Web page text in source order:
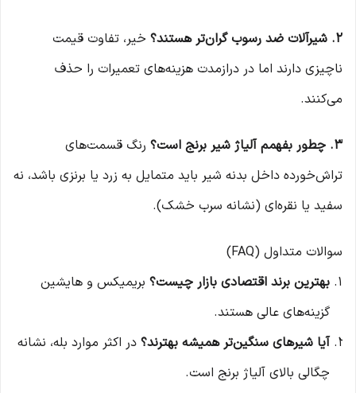
۲. شیرآلات ضد رسوب گران‌تر هستند؟
خیر، تفاوت قیمت
ناچیزی دارند اما در درازمدت هزینه‌های تعمیرات را حذف
می‌کنند.
۳. چطور بفهمم آلیاژ شیر برنج است؟
رنگ قسمت‌های
تراش‌خورده داخل بدنه شیر باید متمایل به زرد یا برنزی باشد، نه
سفید یا نقره‌ای (نشانه سرب خشک).
سوالات متداول (FAQ)
بهترین برند اقتصادی بازار چیست؟ بریمیکس و هایشین
گزینه‌های عالی هستند.
آیا شیرهای سنگین‌تر همیشه بهترند؟ در اکثر موارد بله، نشانه
چگالی بالای آلیاژ برنج است.